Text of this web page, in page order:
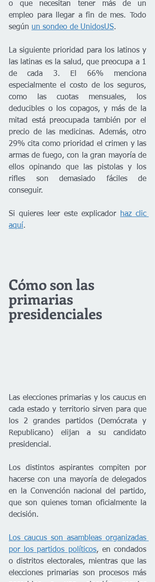
o que necesitan tener más de un
empleo para llegar a fin de mes. Todo
según un sondeo de UnidosUS.
La siguiente prioridad para los latinos y
las latinas es la salud, que preocupa a 1
de cada 3. El 66% menciona
especialmente el costo de los seguros,
como las cuotas mensuales, los
deducibles o los copagos, y más de la
mitad está preocupada también por el
precio de las medicinas. Además, otro
29% cita como prioridad el crimen y las
armas de fuego, con la gran mayoría de
ellos opinando que las pistolas y los
rifles son demasiado fáciles de
conseguir.
Si quieres leer este explicador haz clic
aquí.
Cómo son las
primarias
presidenciales
Las elecciones primarias y los caucus en
cada estado y territorio sirven para que
los 2 grandes partidos (Demócrata y
Republicano) elijan a su candidato
presidencial.
Los distintos aspirantes compiten por
hacerse con una mayoría de delegados
en la Convención nacional del partido,
que son quienes toman oficialmente la
decisión.
Los caucus son asambleas organizadas
por los partidos políticos, en condados
o distritos electorales, mientras que las
elecciones primarias son procesos más